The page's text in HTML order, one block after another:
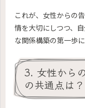
これが、女性からの
情を大切にしつつ、
な関係構築の第一歩に
3. 女性から
の共通点は？